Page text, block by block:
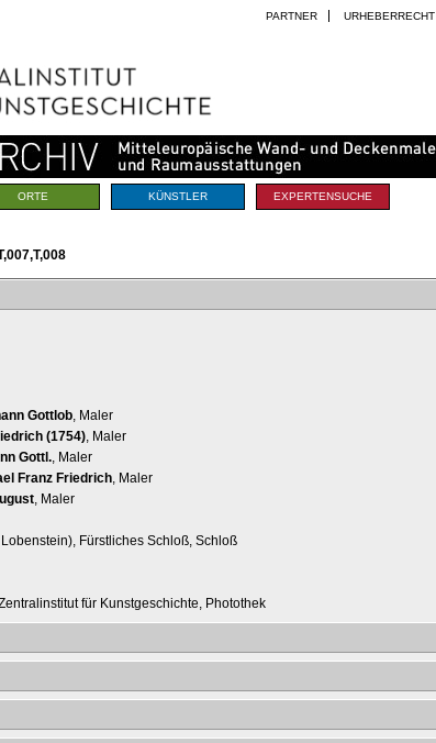
PARTNER URHEBERRECHT
ORTE KÜNSTLER EXPERTENSUCHE
Gottlob , Maler
(1754) , Maler
Gottl. , Maler
Franz Friedrich , Maler
, Maler
Fürstliches Schloß, Schloß
für Kunstgeschichte, Photothek